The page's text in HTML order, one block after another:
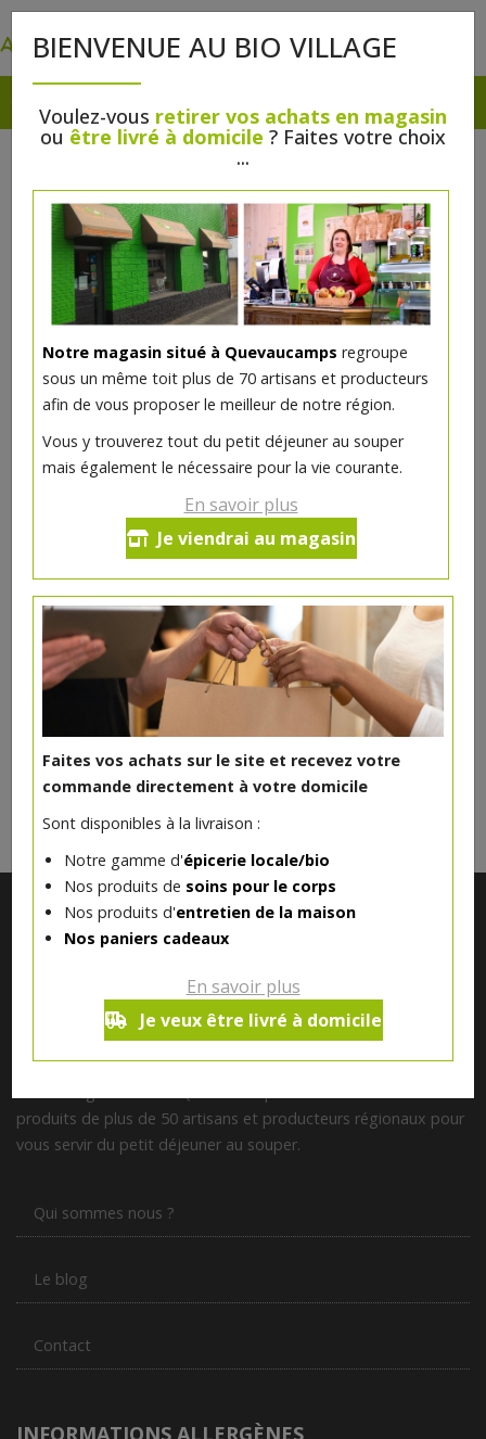
BIENVENUE AU BIO VILLAGE
Voulez-vous retirer vos achats en magasin
ou être livré à domicile ? Faites votre choix
...
Notre magasin situé à Quevaucamps regroupe
sous un même toit plus de 70 artisans et producteurs
afin de vous proposer le meilleur de notre région.
Vous y trouverez tout du petit déjeuner au souper
mais également le nécessaire pour la vie courante.
En savoir plus
Je viendrai au magasin
Faites vos achats sur le site et recevez votre
commande directement à votre domicile
Sont disponibles à la livraison :
Notre gamme d'épicerie locale/bio
Nos produits de soins pour le corps
Nos produits d'entretien de la maison
Nos paniers cadeaux
En savoir plus
Je veux être livré à domicile
Tarte pommes macaron 6
personnes
Produit indisponible actuellement
DANS LA MÊME CATÉGORIE ...
produits de plus de 50 artisans et producteurs régionaux pour
vous servir du petit déjeuner au souper.
Qui sommes nous ?
Le blog
Contact
INFORMATIONS ALLERGÈNES